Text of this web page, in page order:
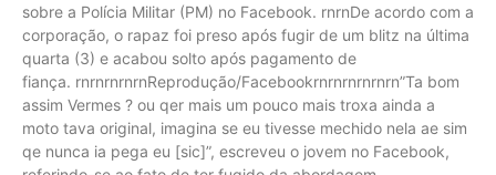
sobre a Polícia Militar (PM) no Facebook. rnrnDe acordo com a
corporação, o rapaz foi preso após fugir de um blitz na última
quarta (3) e acabou solto após pagamento de
fiança. rnrnrnrnrnReprodução/Facebookrnrnrnrnrnrn”Ta bom
assim Vermes ? ou qer mais um pouco mais troxa ainda a
moto tava original, imagina se eu tivesse mechido nela ae sim
qe nunca ia pega eu [sic]”, escreveu o jovem no Facebook,